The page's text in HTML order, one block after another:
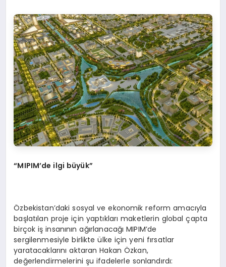
“MIPIM’de ilgi büyük”
Özbekistan’daki sosyal ve ekonomik reform amacıyla
başlatılan proje için yaptıkları maketlerin global çapta
birçok iş insanının ağırlanacağı MIPIM’de
sergilenmesiyle birlikte ülke için yeni fırsatlar
yaratacaklarını aktaran Hakan Özkan,
değerlendirmelerini şu ifadelerle sonlandırdı: